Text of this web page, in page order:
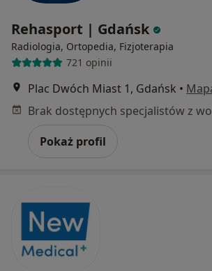
Rehasport | Gdańsk
Radiologia, Ortopedia, Fizjoterapia
721 opinii
Plac Dwóch Miast 1, Gdańsk •
Pokaż profil